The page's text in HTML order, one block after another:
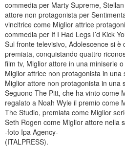
commedia per Marty Supreme,
attore non protagonista per
vincitrice come Miglior attrice
commedia per If I Had Legs I’d Kick
Sul fronte televisivo, Adolescence si è
premiata, conquistando quattro
film tv, Miglior attore in una miniserie
Miglior attrice non protagonista in una
Miglior attore non protagonista in una
Seguono The Pitt, che ha vinto come
regalato a Noah Wyle il premio come
The Studio, premiata come Miglior
Seth Rogen come Miglior attore nella
-foto Ipa Agency-
(ITALPRESS).